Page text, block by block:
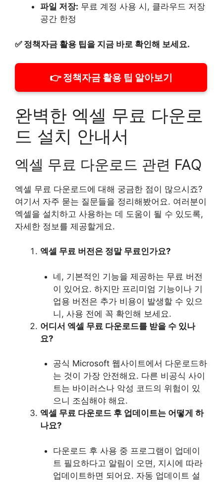
파일 저장: 무료 계정 사용 시, 클라우드 저장
공간 한정
✅ 정책자금 활용 팁을 지금 바로 확인해 보세요.
👉 정책자금 활용 팁 알아보기
완벽한 엑셀 무료 다운로
드 설치 안내서
엑셀 무료 다운로드 관련 FAQ
엑셀 무료 다운로드에 대해 궁금한 점이 많으시죠?
여기서 자주 묻는 질문들을 정리해봤어요. 여러분이
엑셀을 설치하고 사용하는 데 도움이 될 수 있도록,
자세한 정보를 제공할게요.
엑셀 무료 버전은 정말 무료인가요?
네, 기본적인 기능을 제공하는 무료 버전
이 있어요. 하지만 프리미엄 기능이나 기
업용 버전은 추가 비용이 발생할 수 있으
니, 사용 전에 꼭 확인해 보세요.
어디서 엑셀 무료 다운로드를 받을 수 있나
요?
공식 Microsoft 웹사이트에서 다운로드하
는 것이 가장 안전해요. 다른 비공식 사이
트는 바이러스나 악성 코드의 위험이 있
으니 조심해야 해요.
엑셀 무료 다운로드 후 업데이트는 어떻게 하
나요?
다운로드 후 사용 중 프로그램이 업데이
트 필요하다고 알림이 오면, 지시에 따라
업데이트하면 되어요. 자동 업데이트 설